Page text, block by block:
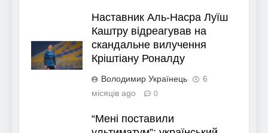
Наставник Аль-Насра Луїш
Каштру відреагував на
скандальне вилучення
Кріштіану Роналду
Володимир Українець
6
місяців ago
0
“Мені поставили